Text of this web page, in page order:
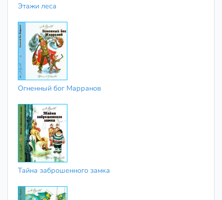
Этажи леса
Огненный бог Марранов
Тайна заброшенного замка